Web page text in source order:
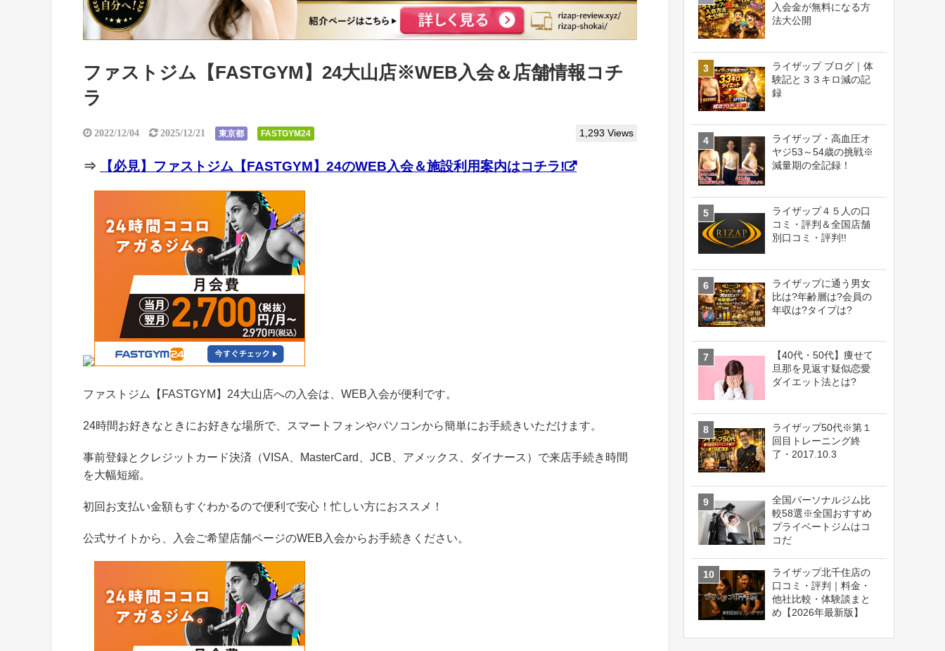
ファストジム【FASTGYM】24大山店※WEB入会＆店舗情報コチ
ラ
2022/12/04 2025/12/21 東京都 FASTGYM24 1,293 Views
⇒ 【必見】ファストジム【FASTGYM】24のWEB入会＆施設利用案内はコチラ!
ファストジム【FASTGYM】24大山店への入会は、WEB入会が便利です。
24時間お好きなときにお好きな場所で、スマートフォンやパソコンから簡単にお手続きいただけます。
事前登録とクレジットカード決済（VISA、MasterCard、JCB、アメックス、ダイナース）で来店手続き時間
を大幅短縮。
初回お支払い金額もすぐわかるので便利で安心！忙しい方におススメ！
公式サイトから、入会ご希望店舗ページのWEB入会からお手続きください。
入会金が無料になる方
法大公開
ライザップ ブログ｜体
験記と３３キロ減の記
録
ライザップ・高血圧オ
ヤジ53～54歳の挑戦※
減量期の全記録！
ライザップ４５人の口
コミ・評判＆全国店舗
別口コミ・評判!!
ライザップに通う男女
比は?年齢層は?会員の
年収は?タイプは?
【40代・50代】痩せて
旦那を見返す疑似恋愛
ダイエット法とは?
ライザップ50代※第１
回目トレーニング終
了・2017.10.3
全国パーソナルジム比
較58選※全国おすすめ
プライベートジムはコ
コだ
ライザップ北千住店の
口コミ・評判｜料金・
他社比較・体験談まと
め【2026年最新版】